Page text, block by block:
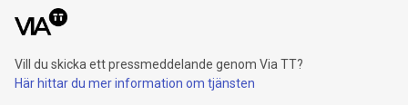
Vill du skicka ett pressmeddelande genom Via TT?
Här hittar du mer information om tjänsten